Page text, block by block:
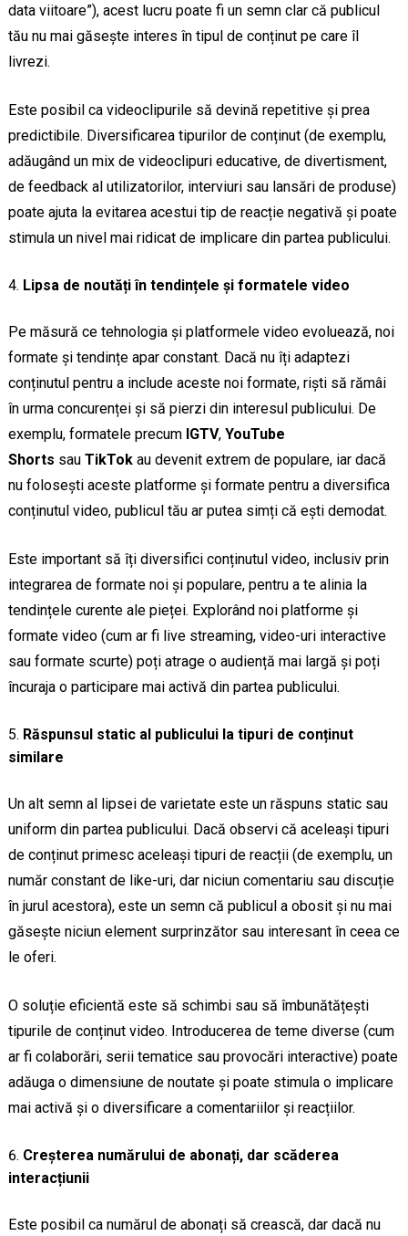
data viitoare”), acest lucru poate fi un semn clar că publicul
tău nu mai găsește interes în tipul de conținut pe care îl
livrezi.
Este posibil ca videoclipurile să devină repetitive și prea
predictibile. Diversificarea tipurilor de conținut (de exemplu,
adăugând un mix de videoclipuri educative, de divertisment,
de feedback al utilizatorilor, interviuri sau lansări de produse)
poate ajuta la evitarea acestui tip de reacție negativă și poate
stimula un nivel mai ridicat de implicare din partea publicului.
Lipsa de noutăți în tendințele și formatele video
Pe măsură ce tehnologia și platformele video evoluează, noi
formate și tendințe apar constant. Dacă nu îți adaptezi
conținutul pentru a include aceste noi formate, riști să rămâi
în urma concurenței și să pierzi din interesul publicului. De
exemplu, formatele precum IGTV, YouTube
Shorts sau TikTokau devenit extrem de populare, iar dacă
nu folosești aceste platforme și formate pentru a diversifica
conținutul video, publicul tău ar putea simți că ești demodat.
Este important să îți diversifici conținutul video, inclusiv prin
integrarea de formate noi și populare, pentru a te alinia la
tendințele curente ale pieței. Explorând noi platforme și
formate video (cum ar fi live streaming, video-uri interactive
sau formate scurte) poți atrage o audiență mai largă și poți
încuraja o participare mai activă din partea publicului.
Răspunsul static al publicului la tipuri de conținut
similare
Un alt semn al lipsei de varietate este un răspuns static sau
uniform din partea publicului. Dacă observi că aceleași tipuri
de conținut primesc aceleași tipuri de reacții (de exemplu, un
număr constant de like-uri, dar niciun comentariu sau discuție
în jurul acestora), este un semn că publicul a obosit și nu mai
găsește niciun element surprinzător sau interesant în ceea ce
le oferi.
O soluție eficientă este să schimbi sau să îmbunătățești
tipurile de conținut video. Introducerea de teme diverse (cum
ar fi colaborări, serii tematice sau provocări interactive) poate
adăuga o dimensiune de noutate și poate stimula o implicare
mai activă și o diversificare a comentariilor și reacțiilor.
Creșterea numărului de abonați, dar scăderea
interacțiunii
Este posibil ca numărul de abonați să crească, dar dacă nu